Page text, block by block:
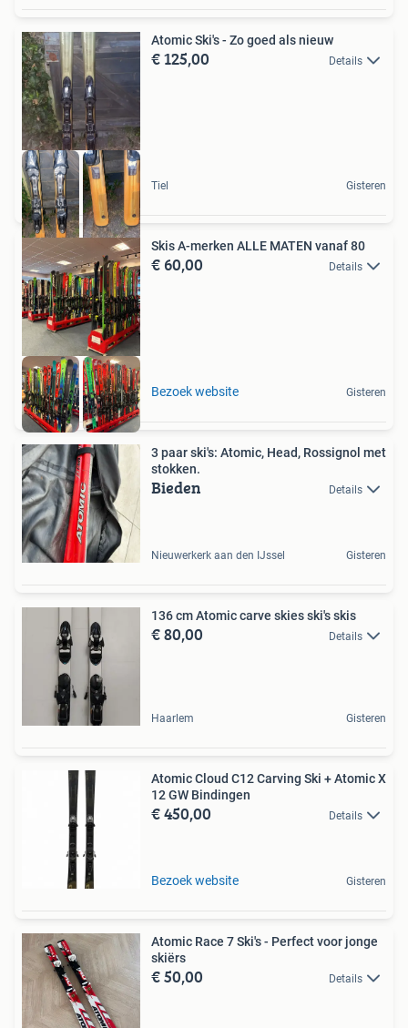
Atomic Ski's - Zo goed als nieuw
€ 125,00 Details
Tiel Gisteren
Skis A-merken ALLE MATEN vanaf 80
€ 60,00 Details
Bezoek website Gisteren
3 paar ski's: Atomic, Head, Rossignol met
stokken.
Bieden Details
Nieuwerkerk aan den IJssel Gisteren
136 cm Atomic carve skies ski's skis
€ 80,00 Details
Haarlem Gisteren
Atomic Cloud C12 Carving Ski + Atomic X
12 GW Bindingen
€ 450,00 Details
Bezoek website Gisteren
Atomic Race 7 Ski's - Perfect voor jonge
skiërs
€ 50,00 Details